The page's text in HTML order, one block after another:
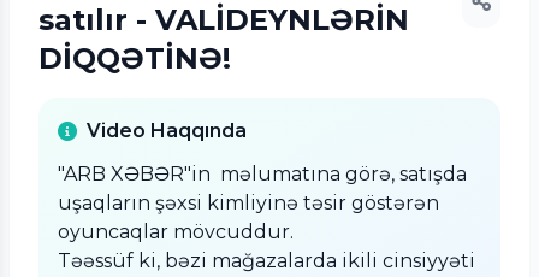
satılır - VALİDEYNLƏRİN
DİQQƏTİNƏ!
Video Haqqında
"ARB XƏBƏR"in məlumatına görə, satışda
uşaqların şəxsi kimliyinə təsir göstərən
oyuncaqlar mövcuddur.
Təəssüf ki, bəzi mağazalarda ikili cinsiyyəti